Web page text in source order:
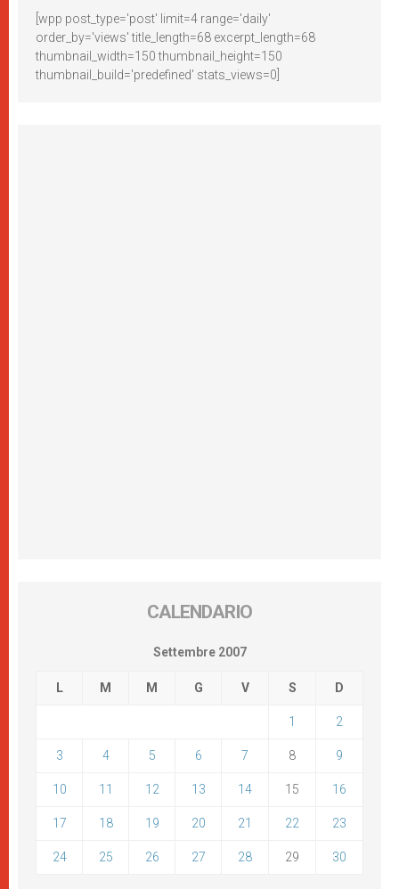
[wpp post_type='post' limit=4 range='daily'
order_by='views' title_length=68 excerpt_length=68
thumbnail_width=150 thumbnail_height=150
thumbnail_build='predefined' stats_views=0]
CALENDARIO
Settembre 2007
L M M G V S D
1 2
3 4 5 6 7 8 9
10 11 12 13 14 15 16
17 18 19 20 21 22 23
24 25 26 27 28 29 30